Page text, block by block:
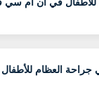
العظام للأطفال